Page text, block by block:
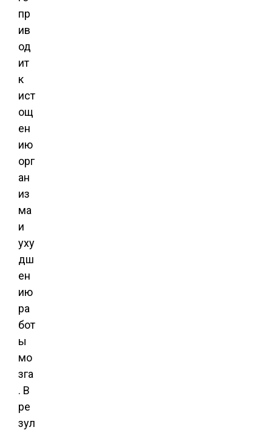
пр
ив
од
ит
к
ист
ощ
ен
ию
орг
ан
из
ма
и
уху
дш
ен
ию
ра
бот
ы
мо
зга
. В
ре
зул